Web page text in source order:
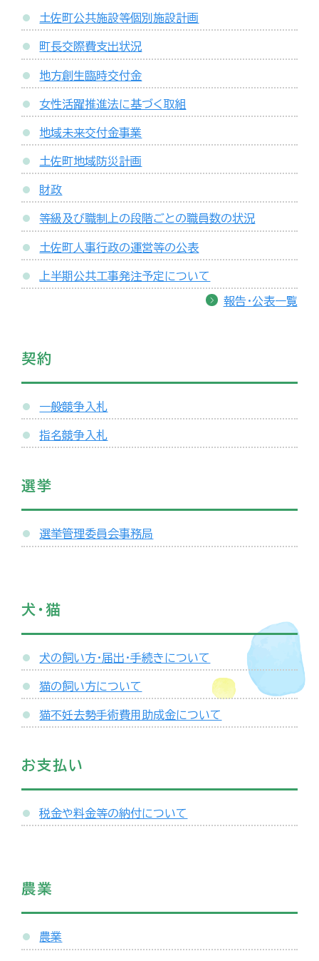
土佐町公共施設等個別施設計画
町長交際費支出状況
地方創生臨時交付金
女性活躍推進法に基づく取組
地域未来交付金事業
土佐町地域防災計画
財政
等級及び職制上の段階ごとの職員数の状況
土佐町人事行政の運営等の公表
上半期公共工事発注予定について
報告・公表一覧
契約
一般競争入札
指名競争入札
選挙
選挙管理委員会事務局
犬・猫
犬の飼い方・届出・手続きについて
猫の飼い方について
猫不妊去勢手術費用助成金について
お支払い
税金や料金等の納付について
農業
農業